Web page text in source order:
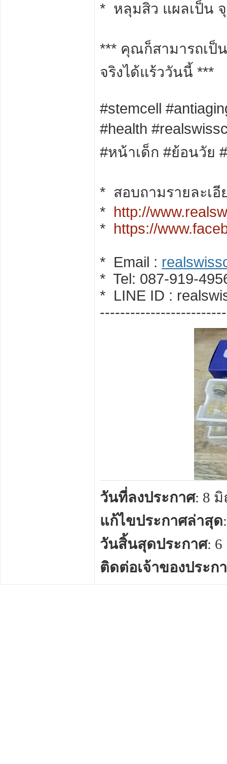
* หลุมสิว แผลเป็น
*** คุณก็สามารถเป็
จริงได้แร้ววันนี้ ***
#stemcell
#health
#หน้าเด็ก #ย้อนวัย
* สอบถามรายละเอี
* http://
* https://
* Email :
* Tel: 087-919-
* LINE ID :
วันที่ลงประกาศ: 8
แก้ไขประกาศล่าสุด
วันสิ้นสุดประกาศ: 6
ติดต่อเจ้าของประก